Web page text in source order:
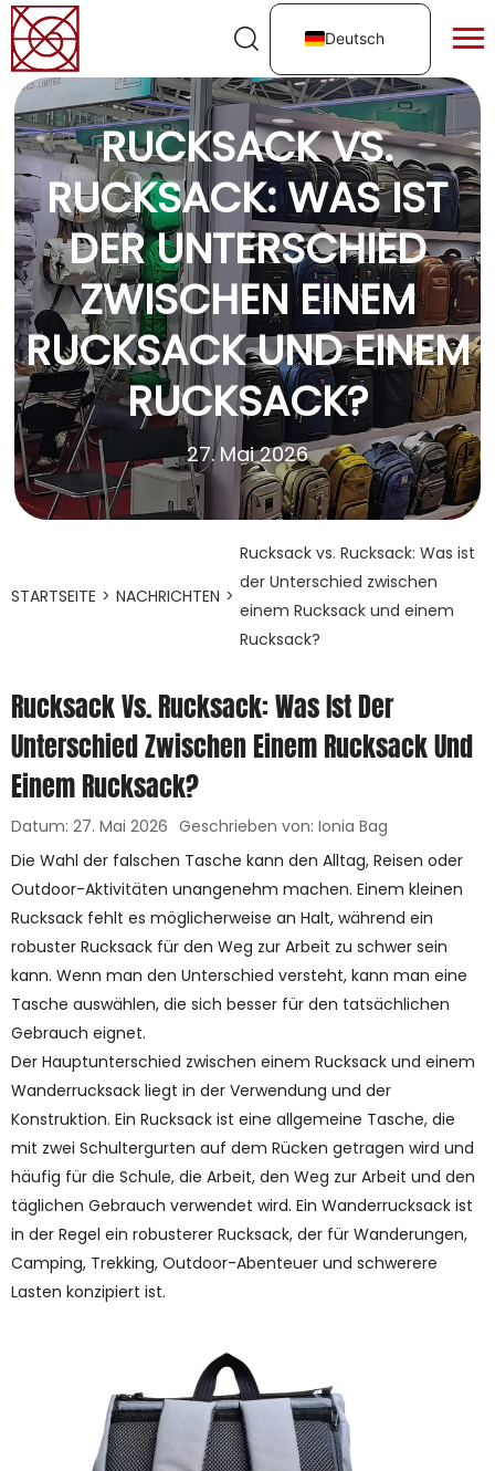
Deutsch
RUCKSACK VS.
RUCKSACK: WAS IST
DER UNTERSCHIED
ZWISCHEN EINEM
RUCKSACK UND EINEM
RUCKSACK?
27. Mai 2026
STARTSEITE > NACHRICHTEN >
Rucksack vs. Rucksack: Was ist
der Unterschied zwischen
einem Rucksack und einem
Rucksack?
Rucksack Vs. Rucksack: Was Ist Der
Unterschied Zwischen Einem Rucksack Und
Einem Rucksack?
Datum: 27. Mai 2026 Geschrieben von: Ionia Bag
Die Wahl der falschen Tasche kann den Alltag, Reisen oder
Outdoor-Aktivitäten unangenehm machen. Einem kleinen
Rucksack fehlt es möglicherweise an Halt, während ein
robuster Rucksack für den Weg zur Arbeit zu schwer sein
kann. Wenn man den Unterschied versteht, kann man eine
Tasche auswählen, die sich besser für den tatsächlichen
Gebrauch eignet.
Der Hauptunterschied zwischen einem Rucksack und einem
Wanderrucksack liegt in der Verwendung und der
Konstruktion. Ein Rucksack ist eine allgemeine Tasche, die
mit zwei Schultergurten auf dem Rücken getragen wird und
häufig für die Schule, die Arbeit, den Weg zur Arbeit und den
täglichen Gebrauch verwendet wird. Ein Wanderrucksack ist
in der Regel ein robusterer Rucksack, der für Wanderungen,
Camping, Trekking, Outdoor-Abenteuer und schwerere
Lasten konzipiert ist.